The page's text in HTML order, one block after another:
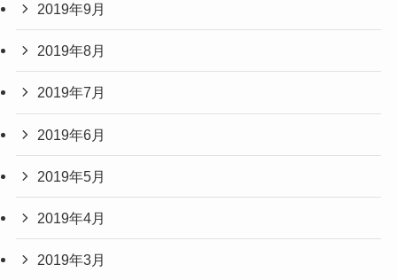
2019年9月
2019年8月
2019年7月
2019年6月
2019年5月
2019年4月
2019年3月